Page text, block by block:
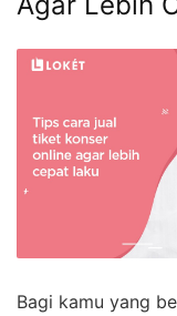
Bagi kamu yang